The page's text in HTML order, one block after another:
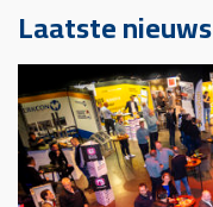
Laatste nieuws